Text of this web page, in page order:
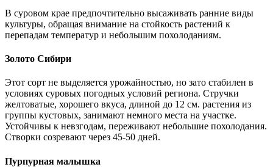
В суровом крае предпочтительно высаживать ранние виды
культуры, обращая внимание на стойкость растений к
перепадам температур и небольшим похолоданиям.
Золото Сибири
Этот сорт не выделяется урожайностью, но зато стабилен в
условиях суровых погодных условий региона. Стручки
желтоватые, хорошего вкуса, длиной до 12 см. растения из
группы кустовых, занимают немного места на участке.
Устойчивы к невзгодам, переживают небольшие похолодания.
Створки созревают через 45-50 дней.
Пурпурная малышка